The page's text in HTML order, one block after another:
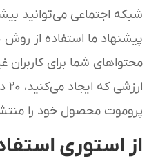
شبکه اجتماعی می‌توانید
محتواهای شما برای کاربران
پروموت محصول خود را
از استوری